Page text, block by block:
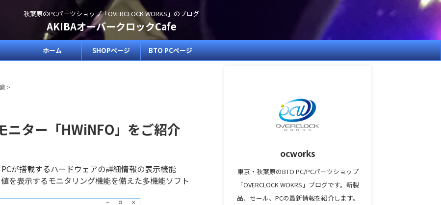
秋葉原のPCパーツショップ「OVERCLOCK WORKS」のブログ
AKIBAオーバークロックCafe
ホーム SHOPページ BTO PCページ
>
ニター「HWiNFO」をご紹介
が搭載するハードウェアの詳細情報の表示機能
を表示するモニタリング機能を備えた多機能ソフト
ocworks
東京・秋葉原のBTO PC/PCパーツショップ
「OVERCLOCK WOKRS」ブログです。新製
品、セール、PCの最新情報を紹介します。